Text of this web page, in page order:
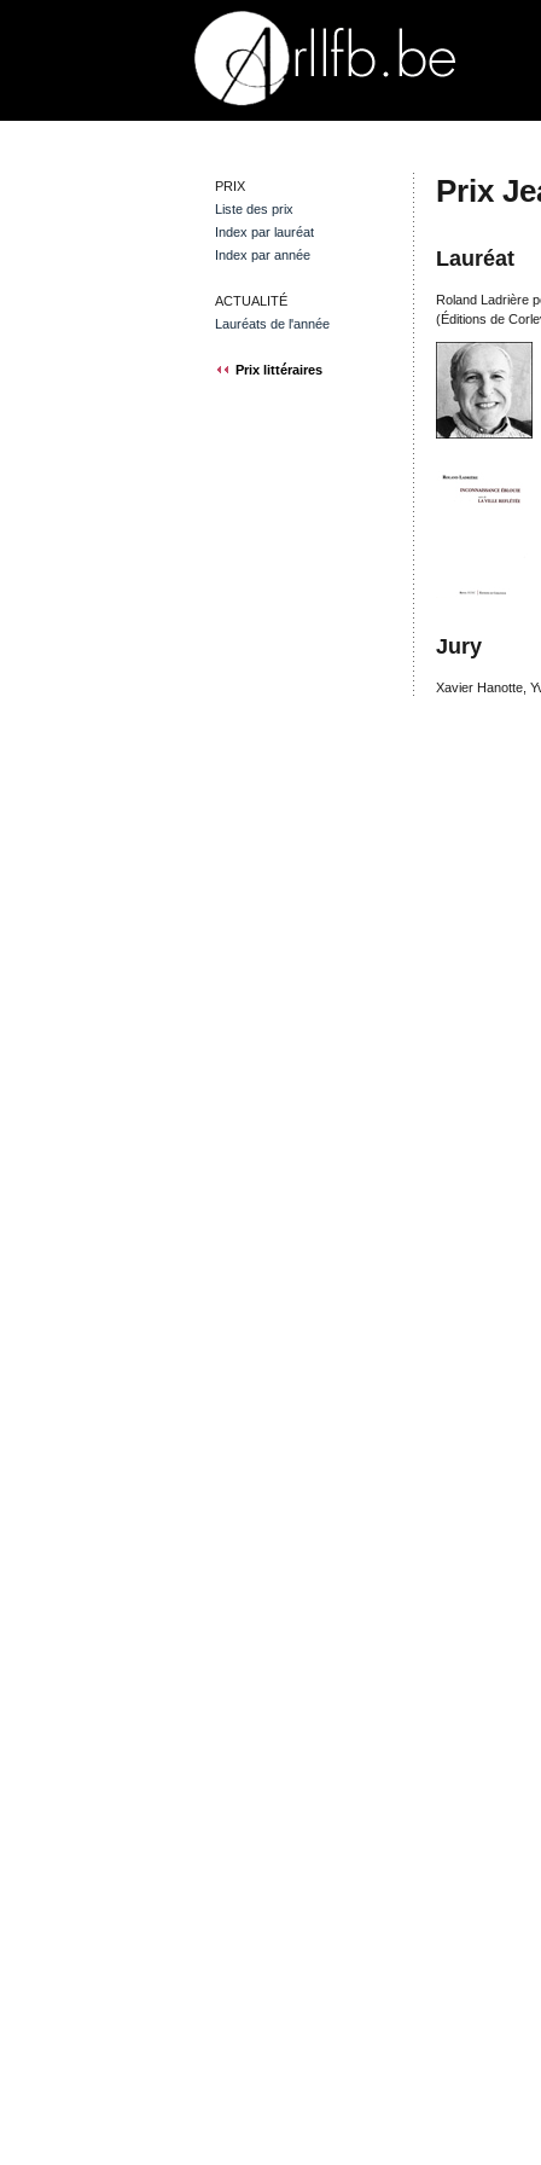
PRIX
Liste des prix
Index par lauréat
Index par année
ACTUALITÉ
Lauréats de l'année
Prix littéraires
Prix
Lauréat
Roland Ladrière
(Éditions de
Jury
Xavier Hanotte,